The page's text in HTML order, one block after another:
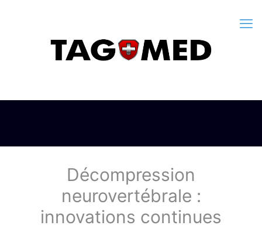
Décompression
neurovertébrale :
innovations continues